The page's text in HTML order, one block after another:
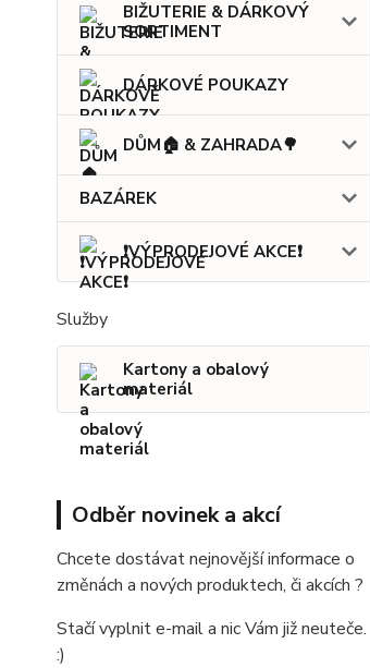
BIŽUTERIE & DÁRKOVÝ
SORTIMENT
DÁRKOVÉ POUKAZY
DŮM🏠 & ZAHRADA🌳
BAZÁREK
❗VÝPRODEJOVÉ AKCE❗
Služby
Kartony a obalový
materiál
Odběr novinek a akcí
Chcete dostávat nejnovější informace o
změnách a nových produktech, či akcích ?
Stačí vyplnit e-mail a nic Vám již neuteče.
:)